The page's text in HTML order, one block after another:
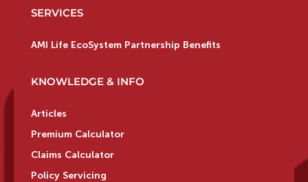
SERVICES
AMI Life EcoSystem Partnership Benefits
KNOWLEDGE & INFO
Articles
Premium Calculator
Claims Calculator
Policy Servicing